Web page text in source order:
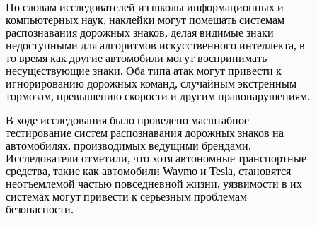
По словам исследователей из школы информационных и
компьютерных наук, наклейки могут помешать системам
распознавания дорожных знаков, делая видимые знаки
недоступными для алгоритмов искусственного интеллекта, в
то время как другие автомобили могут воспринимать
несуществующие знаки. Оба типа атак могут привести к
игнорированию дорожных команд, случайным экстренным
тормозам, превышению скорости и другим правонарушениям.
В ходе исследования было проведено масштабное
тестирование систем распознавания дорожных знаков на
автомобилях, производимых ведущими брендами.
Исследователи отметили, что хотя автономные транспортные
средства, такие как автомобили Waymo и Tesla, становятся
неотъемлемой частью повседневной жизни, уязвимости в их
системах могут привести к серьезным проблемам
безопасности.